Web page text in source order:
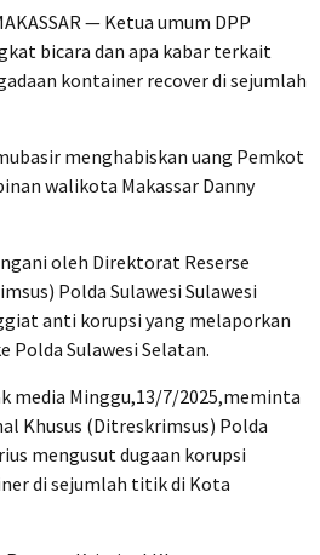
— Ketua umum DPP
bicara dan apa kabar terkait
kontainer recover di sejumlah
menghabiskan uang Pemkot
walikota Makassar Danny
oleh Direktorat Reserse
Polda Sulawesi Sulawesi
anti korupsi yang melaporkan
Polda Sulawesi Selatan.
media Minggu,13/7/2025,meminta
Khusus (Ditreskrimsus) Polda
mengusut dugaan korupsi
di sejumlah titik di Kota